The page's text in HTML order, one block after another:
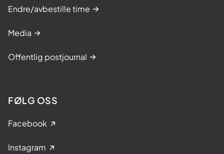
Endre/avbestille time
Media
Offentlig postjournal
FØLG OSS
Facebook
Instagram